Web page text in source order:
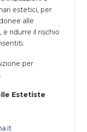
estetici, per
alle
ridurre il rischio
per
Estetiste